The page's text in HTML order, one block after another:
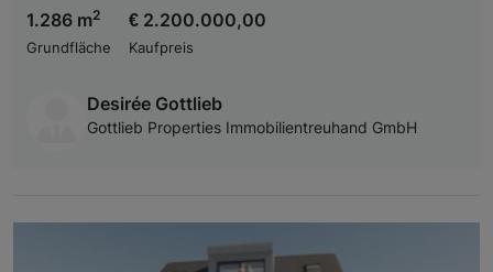
1.286 m2
Grundfläche
€ 2.200.000,00
Kaufpreis
Desirée Gottlieb
Gottlieb Properties Immobilientreuhand GmbH